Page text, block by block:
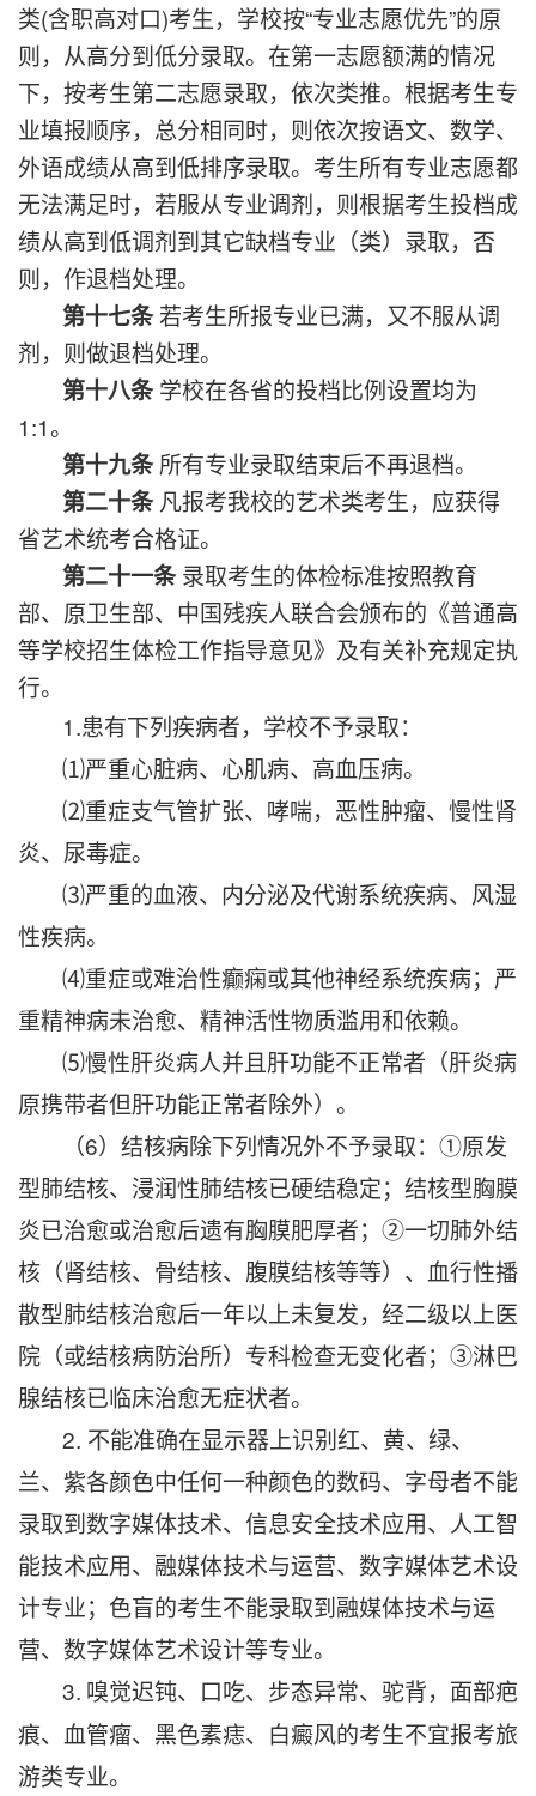
类(含职高对口)考生，学校按“专业志愿优先”的原
则，从高分到低分录取。在第一志愿额满的情况
下，按考生第二志愿录取，依次类推。根据考生专
业填报顺序，总分相同时，则依次按语文、数学、
外语成绩从高到低排序录取。考生所有专业志愿都
无法满足时，若服从专业调剂，则根据考生投档成
绩从高到低调剂到其它缺档专业（类）录取，否
则，作退档处理。
第十七条若考生所报专业已满，又不服从调
剂，则做退档处理。
第十八条学校在各省的投档比例设置均为
1:1。
第十九条所有专业录取结束后不再退档。
第二十条凡报考我校的艺术类考生，应获得
省艺术统考合格证。
第二十一条 录取考生的体检标准按照教育
部、原卫生部、中国残疾人联合会颁布的《普通高
等学校招生体检工作指导意见》及有关补充规定执
行。
1.患有下列疾病者，学校不予录取：
⑴严重心脏病、心肌病、高血压病。
⑵重症支气管扩张、哮喘，恶性肿瘤、慢性肾
炎、尿毒症。
⑶严重的血液、内分泌及代谢系统疾病、风湿
性疾病。
⑷重症或难治性癫痫或其他神经系统疾病；严
重精神病未治愈、精神活性物质滥用和依赖。
⑸慢性肝炎病人并且肝功能不正常者（肝炎病
原携带者但肝功能正常者除外）。
（6）结核病除下列情况外不予录取：①原发
型肺结核、浸润性肺结核已硬结稳定；结核型胸膜
炎已治愈或治愈后遗有胸膜肥厚者；②一切肺外结
核（肾结核、骨结核、腹膜结核等等）、血行性播
散型肺结核治愈后一年以上未复发，经二级以上医
院（或结核病防治所）专科检查无变化者；③淋巴
腺结核已临床治愈无症状者。
2. 不能准确在显示器上识别红、黄、绿、
兰、紫各颜色中任何一种颜色的数码、字母者不能
录取到数字媒体技术、信息安全技术应用、人工智
能技术应用、融媒体技术与运营、数字媒体艺术设
计专业；色盲的考生不能录取到融媒体技术与运
营、数字媒体艺术设计等专业。
3. 嗅觉迟钝、口吃、步态异常、驼背，面部疤
痕、血管瘤、黑色素痣、白癜风的考生不宜报考旅
游类专业。